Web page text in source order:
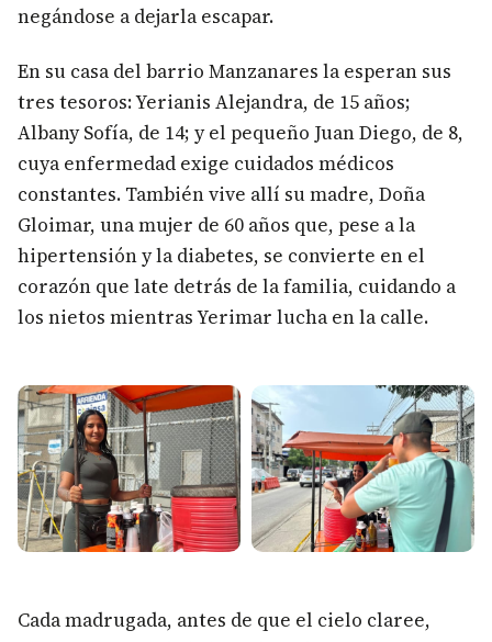
negándose a dejarla escapar.
En su casa del barrio Manzanares la esperan sus
tres tesoros: Yerianis Alejandra, de 15 años;
Albany Sofía, de 14; y el pequeño Juan Diego, de 8,
cuya enfermedad exige cuidados médicos
constantes. También vive allí su madre, Doña
Gloimar, una mujer de 60 años que, pese a la
hipertensión y la diabetes, se convierte en el
corazón que late detrás de la familia, cuidando a
los nietos mientras Yerimar lucha en la calle.
Cada madrugada, antes de que el cielo claree,